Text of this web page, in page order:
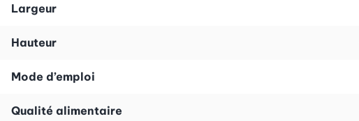
Largeur
Hauteur
Mode d’emploi
Qualité alimentaire